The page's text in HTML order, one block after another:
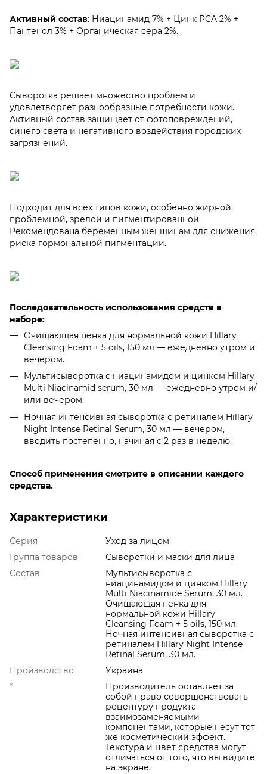
Активный состав: Ниацинамид 7% + Цинк PCA 2% +
Пантенол 3% + Органическая сера 2%.
Сыворотка решает множество проблем и
удовлетворяет разнообразные потребности кожи.
Активный состав защищает от фотоповреждений,
синего света и негативного воздействия городских
загрязнений.
Подходит для всех типов кожи, особенно жирной,
проблемной, зрелой и пигментированной.
Рекомендована беременным женщинам для снижения
риска гормональной пигментации.
Последовательность использования средств в
наборе:
Очищающая пенка для нормальной кожи Hillary
Cleansing Foam + 5 oils, 150 мл — ежедневно утром и
вечером.
Мультисыворотка с ниацинамидом и цинком Hillary
Multi Niacinamid serum, 30 мл — ежедневно утром и/
или вечером.
Ночная интенсивная сыворотка с ретиналем Hillary
Night Intense Retinal Serum, 30 мл — вечером,
вводить постепенно, начиная с 2 раз в неделю.
Способ применения смотрите в описании каждого
средства.
Характеристики
Серия
Уход за лицом
Группа товаров
Сыворотки и маски для лица
Состав
Мультисыворотка с
ниацинамидом и цинком Hillary
Multi Niacinamide Serum, 30 мл.
Очищающая пенка для
нормальной кожи Hillary
Cleansing Foam + 5 oils, 150 мл.
Ночная интенсивная сыворотка с
ретиналем Hillary Night Intense
Retinal Serum, 30 мл.
Производство
Украина
*
Производитель оставляет за
собой право совершенствовать
рецептуру продукта
взаимозаменяемыми
компонентами, которые несут тот
же косметический эффект.
Текстура и цвет средства могут
отличаться от того, что вы видите
на экране.